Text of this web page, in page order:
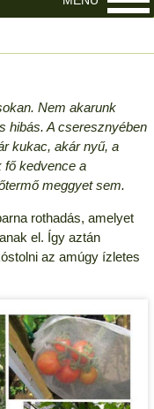
Nem akarunk
hibás. A cseresznyében
kukac, akár nyű, a
fő kedvence a
meggyet sem.
rothadás, amelyet
el. Így aztán
az amúgy ízletes